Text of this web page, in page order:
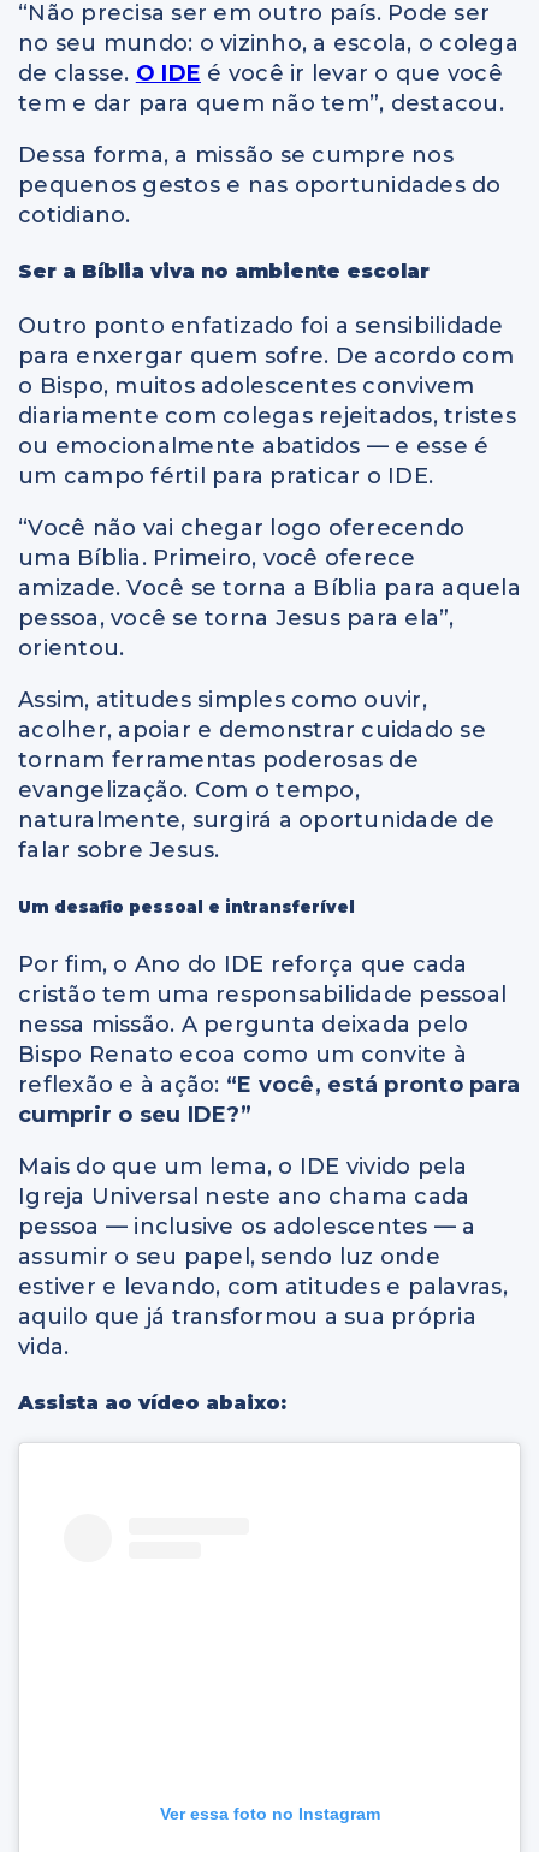
“Não precisa ser em outro país. Pode ser
no seu mundo: o vizinho, a escola, o colega
de classe. O IDE é você ir levar o que você
tem e dar para quem não tem”, destacou.
Dessa forma, a missão se cumpre nos
pequenos gestos e nas oportunidades do
cotidiano.
Ser a Bíblia viva no ambiente escolar
Outro ponto enfatizado foi a sensibilidade
para enxergar quem sofre. De acordo com
o Bispo, muitos adolescentes convivem
diariamente com colegas rejeitados, tristes
ou emocionalmente abatidos — e esse é
um campo fértil para praticar o IDE.
“Você não vai chegar logo oferecendo
uma Bíblia. Primeiro, você oferece
amizade. Você se torna a Bíblia para aquela
pessoa, você se torna Jesus para ela”,
orientou.
Assim, atitudes simples como ouvir,
acolher, apoiar e demonstrar cuidado se
tornam ferramentas poderosas de
evangelização. Com o tempo,
naturalmente, surgirá a oportunidade de
falar sobre Jesus.
Um desafio pessoal e intransferível
Por fim, o Ano do IDE reforça que cada
cristão tem uma responsabilidade pessoal
nessa missão. A pergunta deixada pelo
Bispo Renato ecoa como um convite à
reflexão e à ação: “E você, está pronto para
cumprir o seu IDE?”
Mais do que um lema, o IDE vivido pela
Igreja Universal neste ano chama cada
pessoa — inclusive os adolescentes — a
assumir o seu papel, sendo luz onde
estiver e levando, com atitudes e palavras,
aquilo que já transformou a sua própria
vida.
Assista ao vídeo abaixo:
Ver essa foto no Instagram